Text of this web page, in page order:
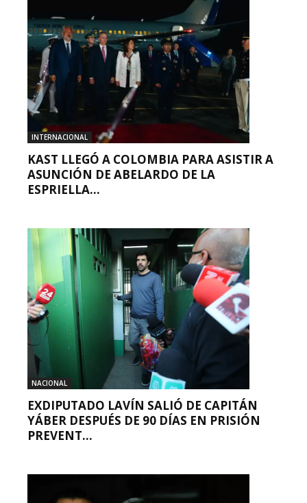
INTERNACIONAL
KAST LLEGÓ A COLOMBIA PARA ASISTIR A
ASUNCIÓN DE ABELARDO DE LA
ESPRIELLA...
NACIONAL
EXDIPUTADO LAVÍN SALIÓ DE CAPITÁN
YÁBER DESPUÉS DE 90 DÍAS EN PRISIÓN
PREVENT...